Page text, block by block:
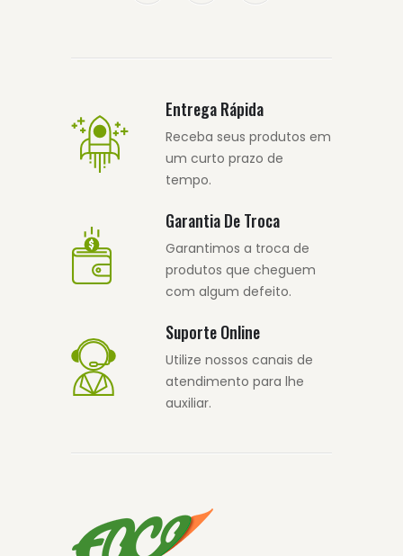
Entrega Rápida
Receba seus produtos em
um curto prazo de
tempo.
Garantia De Troca
Garantimos a troca de
produtos que cheguem
com algum defeito.
Suporte Online
Utilize nossos canais de
atendimento para lhe
auxiliar.